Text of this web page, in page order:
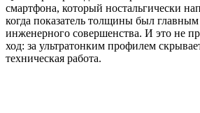
смартфона, который ностальгически
когда показатель толщины был
инженерного совершенства. И это не
ход: за ультратонким профилем
техническая работа.